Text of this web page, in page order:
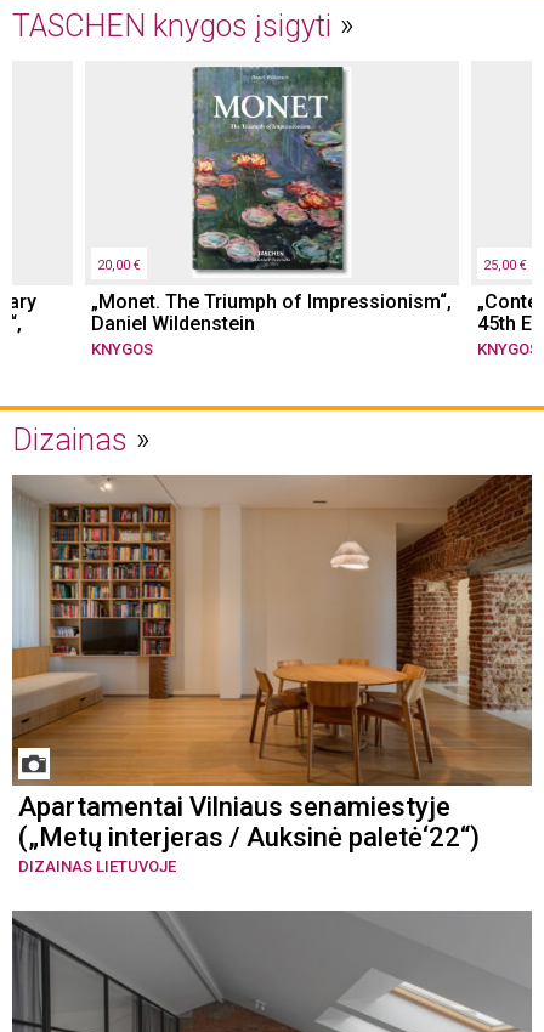
TASCHEN knygos įsigyti
20,00 €
„Monet. The Triumph of Impressionism“,
Daniel Wildenstein
KNYGOS
25,00 €
45th
KNYGOS
Dizainas
Apartamentai Vilniaus senamiestyje
(„Metų interjeras / Auksinė paletė‘22“)
DIZAINAS LIETUVOJE